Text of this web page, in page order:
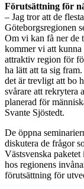
Förutsättning för
– Jag tror att de
Göteborgsregionen
Om vi kan få ner de
kommer vi att kunna
attraktiv region för
ha lätt att ta sig
det är trevligt att bo
svårare att rekrytera
planerad för
Svante Sjöstedt.
De öppna
diskutera de frågor
Västsvenska
hos regionens
förutsättning för